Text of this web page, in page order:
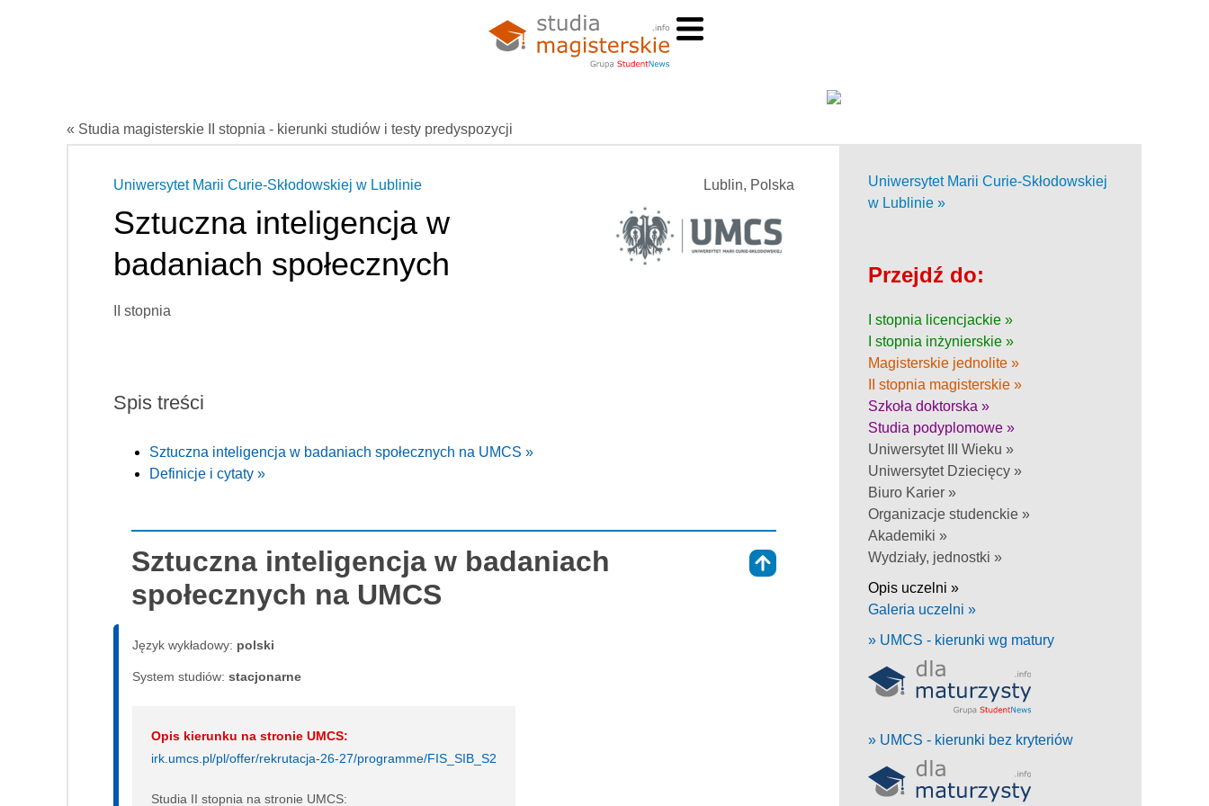
« Studia magisterskie II stopnia - kierunki studiów i testy predyspozycji
Lublin, Polska
Uniwersytet Marii Curie-Skłodowskiej w Lublinie
Sztuczna inteligencja w
badaniach społecznych
II stopnia
Spis treści
Sztuczna inteligencja w badaniach społecznych na UMCS »
Definicje i cytaty »
Sztuczna inteligencja w badaniach
społecznych na UMCS
Język wykładowy: polski
System studiów: sta­cjo­nar­ne
Opis kierunku na stronie UMCS:
irk.umcs.pl/pl/offer/rekrutacja-26-27/programme/FIS_SIB_S2
Studia II stopnia na stronie UMCS:
Uniwersytet Marii Curie-Skłodowskiej
w Lublinie »
Przejdź do:
I stopnia licencjackie »
I stopnia inżynierskie »
Magisterskie jednolite »
II stopnia magisterskie »
Szkoła doktorska »
Studia podyplomowe »
Uniwersytet III Wieku »
Uniwersytet Dziecięcy »
Biuro Karier »
Organizacje studenckie »
Akademiki »
Wydziały, jednostki »
Opis uczelni »
Galeria uczelni »
» UMCS - kierunki wg matury
» UMCS - kierunki bez kryteriów